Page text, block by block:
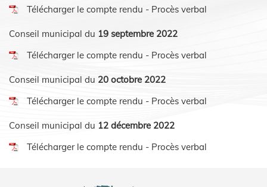
Télécharger le compte rendu - Procès verbal
Conseil municipal du 19 septembre 2022
Télécharger le compte rendu - Procès verbal
Conseil municipal du 20 octobre 2022
Télécharger le compte rendu - Procès verbal
Conseil municipal du 12 décembre 2022
Télécharger le compte rendu - Procès verbal